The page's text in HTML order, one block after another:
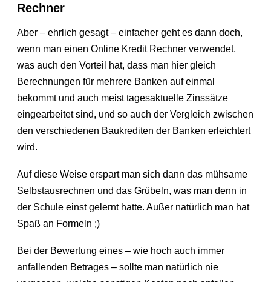
Rechner
Aber – ehrlich gesagt – einfacher geht es dann doch,
wenn man einen Online Kredit Rechner verwendet,
was auch den Vorteil hat, dass man hier gleich
Berechnungen für mehrere Banken auf einmal
bekommt und auch meist tagesaktuelle Zinssätze
eingearbeitet sind, und so auch der Vergleich zwischen
den verschiedenen Baukrediten der Banken erleichtert
wird.
Auf diese Weise erspart man sich dann das mühsame
Selbstausrechnen und das Grübeln, was man denn in
der Schule einst gelernt hatte. Außer natürlich man hat
Spaß an Formeln ;)
Bei der Bewertung eines – wie hoch auch immer
anfallenden Betrages – sollte man natürlich nie